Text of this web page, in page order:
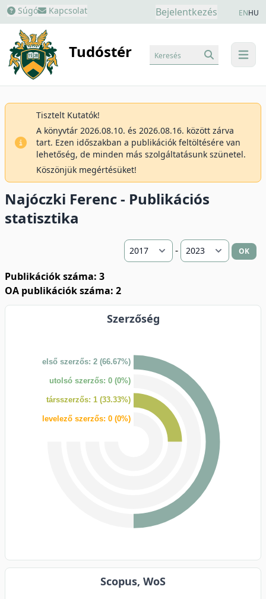
Súgó Kapcsolat Bejelentkezés ENHU
Tudóstér menu
Keresés
Tisztelt Kutatók!
A könyvtár 2026.08.10. és 2026.08.16. között zárva
tart. Ezen időszakban a publikációk feltöltésére van
lehetőség, de minden más szolgáltatásunk szünetel.
Köszönjük megértésüket!
Najóczki Ferenc - Publikációs
statisztika
- OK
Publikációk száma: 3
OA publikációk száma: 2
Szerzőség
első szerzős: 2 (66.67%)
utolsó szerzős: 0 (0%)
társszerzős: 1 (33.33%)
levelező szerzős: 0 (0%)
Scopus, WoS